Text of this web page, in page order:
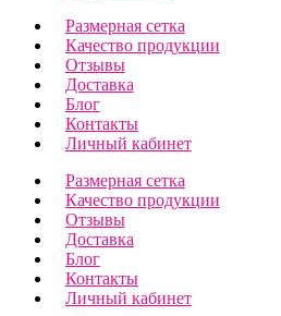
Размерная сетка
Качество продукции
Отзывы
Доставка
Блог
Контакты
Личный кабинет
Размерная сетка
Качество продукции
Отзывы
Доставка
Блог
Контакты
Личный кабинет